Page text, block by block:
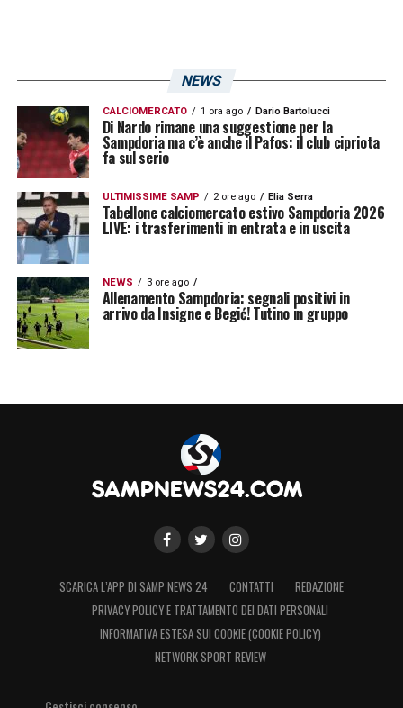
LA PLAYLIST DELLE NOSTRE TOP NEWS
NEWS
CALCIOMERCATO 1 ora ago Dario Bartolucci
Di Nardo rimane una suggestione per la
Sampdoria ma c’è anche il Pafos: il club cipriota
fa sul serio
ULTIMISSIME SAMP 2 ore ago Elia Serra
Tabellone calciomercato estivo Sampdoria 2026
LIVE: i trasferimenti in entrata e in uscita
NEWS 3 ore ago
Allenamento Sampdoria: segnali positivi in
arrivo da Insigne e Begić! Tutino in gruppo
SCARICA L’APP DI SAMP NEWS 24 CONTATTI
REDAZIONE
PRIVACY POLICY E TRATTAMENTO DEI DATI PERSONALI
INFORMATIVA ESTESA SUI COOKIE (COOKIE POLICY)
NETWORK SPORT REVIEW